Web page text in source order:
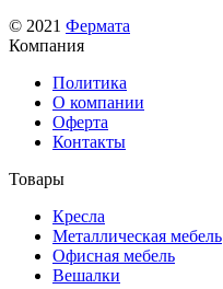
© 2021 Фермата
Компания
Политика
О компании
Оферта
Контакты
Товары
Кресла
Металлическая мебель
Офисная мебель
Вешалки